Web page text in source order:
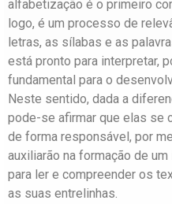
alfabetização é o primeiro
logo, é um processo de
letras, as sílabas e as
está pronto para interpretar,
fundamental para o
Neste sentido, dada a
pode-se afirmar que elas se
de forma responsável, por
auxiliarão na formação de
para ler e compreender os
as suas entrelinhas.